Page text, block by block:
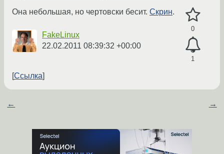
0
1
Она небольшая, но чертовски бесит. Скрин.
FakeLinux
22.02.2011 08:39:32 +00:00
Ссылка
← →